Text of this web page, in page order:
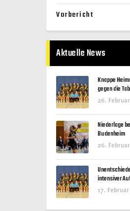
Vorbericht
Aktuelle News
Knappe
gegen die
26.
Niederlage
Budenheim
26.
intensiver
17.